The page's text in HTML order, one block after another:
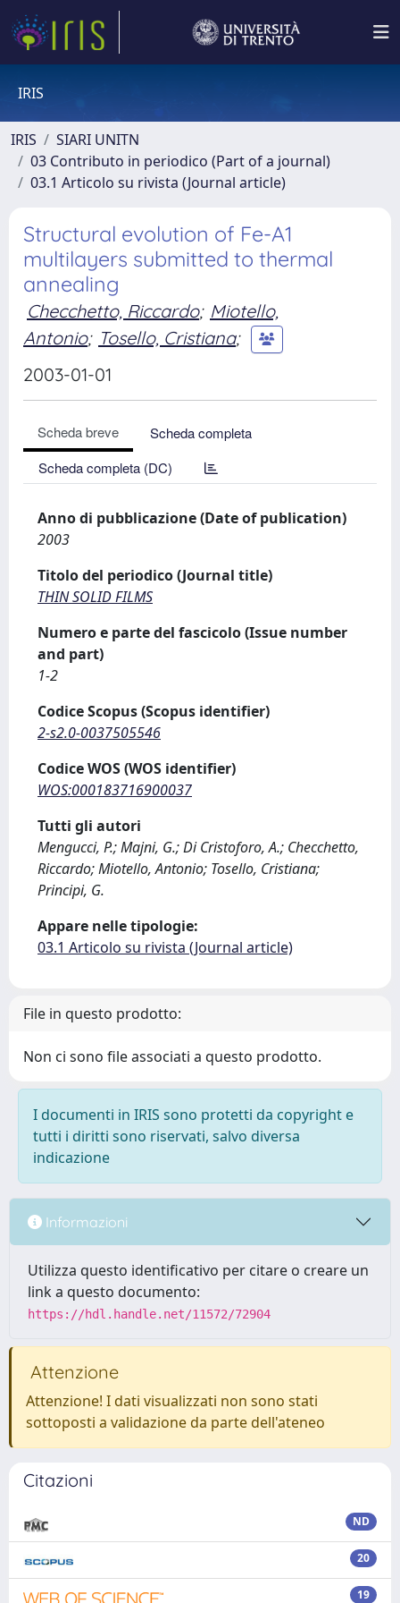
IRIS
IRIS
SIARI UNITN
03 Contributo in periodico (Part of a journal)
03.1 Articolo su rivista (Journal article)
Structural evolution of Fe-A1
multilayers submitted to thermal
annealing
Checchetto, Riccardo; Miotello,
Antonio; Tosello, Cristiana;
2003-01-01
Scheda breve
Scheda completa
Scheda completa (DC)
Anno di pubblicazione (Date of publication)
2003
Titolo del periodico (Journal title)
THIN SOLID FILMS
Numero e parte del fascicolo (Issue number
and part)
1-2
Codice Scopus (Scopus identifier)
2-s2.0-0037505546
Codice WOS (WOS identifier)
WOS:000183716900037
Tutti gli autori
Mengucci, P.; Majni, G.; Di Cristoforo, A.; Checchetto,
Riccardo; Miotello, Antonio; Tosello, Cristiana;
Principi, G.
Appare nelle tipologie:
03.1 Articolo su rivista (Journal article)
File in questo prodotto:
Non ci sono file associati a questo prodotto.
I documenti in IRIS sono protetti da copyright e
tutti i diritti sono riservati, salvo diversa
indicazione
Informazioni
Utilizza questo identificativo per citare o creare un
link a questo documento:
https://hdl.handle.net/11572/72904
Attenzione
Attenzione! I dati visualizzati non sono stati
sottoposti a validazione da parte dell'ateneo
Citazioni
ND
20
19